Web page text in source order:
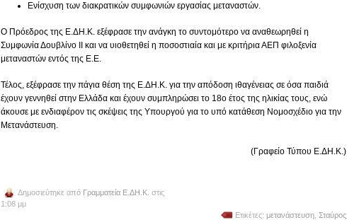
Ενίσχυση των διακρατικών συμφωνιών εργασίας μεταναστών.
Ο Πρόεδρος της Ε.ΔΗ.Κ. εξέφρασε την ανάγκη το συντομότερο να αναθεωρηθεί η
Συμφωνία Δουβλίνο ΙΙ και να υιοθετηθεί η ποσοστιαία και με κριτήρια ΑΕΠ φιλοξενία
μεταναστών εντός της Ε.Ε.
Τέλος, εξέφρασε την πάγια θέση της Ε.ΔΗ.Κ. για την απόδοση ιθαγένειας σε όσα παιδιά
έχουν γεννηθεί στην Ελλάδα και έχουν συμπληρώσει το 18ο έτος της ηλικίας τους, ενώ
άκουσε με ενδιαφέρον τις σκέψεις της Υπουργού για το υπό κατάθεση Νομοσχέδιο για την
Μετανάστευση.
(Γραφείο Τύπου Ε.ΔΗ.Κ.)
Δημοσιεύτηκε από Γραμματεία Ε.ΔΗ.Κ. στις
1:08 μμ
Ετικέτες: μετανάστευση Σταύρος